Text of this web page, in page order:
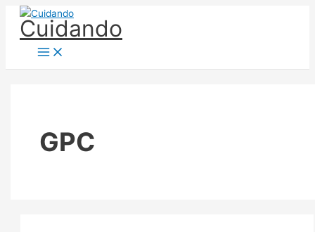
contenido
Cuidando
GPC